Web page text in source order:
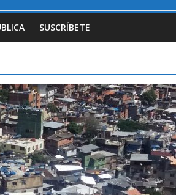
SUSCRÍBETE